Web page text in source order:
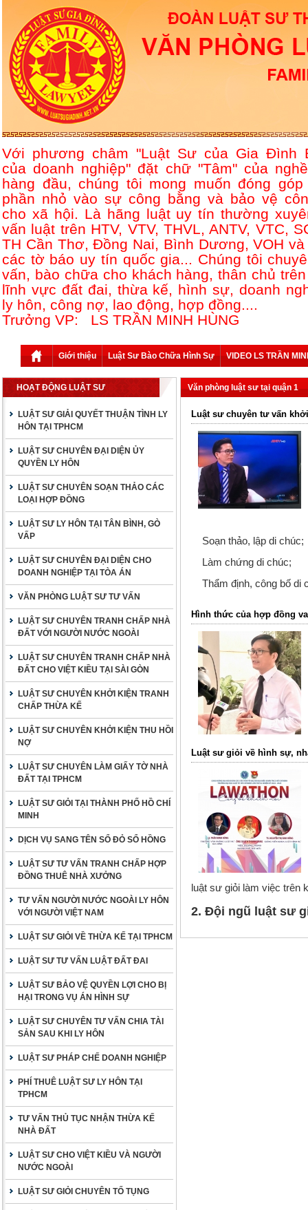
Với phương châm "Luật Sư của Gia Đình
của doanh nghiệp" đặt chữ "Tâm" của
hàng đầu, chúng tôi mong muốn đóng góp
phần nhỏ vào sự công bằng và bảo vệ
cho xã hội. Là hãng luật uy tín thường
vấn luật trên HTV, VTV, THVL, ANTV, VTC,
TH Cần Thơ, Đồng Nai, Bình Dương, VOH và
các tờ báo uy tín quốc gia... Chúng tôi
vấn, bào chữa cho khách hàng, thân chủ
lĩnh vực đất đai, thừa kế, hình sự, doanh
ly hôn, công nợ, lao động, hợp đồng....
Trưởng VP: LS TRẦN MINH HÙNG
Giới thiệu Luật Sư Bào Chữa Hình Sự VIDEO LS TRẦN
HOẠT ĐỘNG LUẬT SƯ
LUẬT SƯ GIẢI QUYẾT THUẬN TÌNH LY
HÔN TẠI TPHCM
LUẬT SƯ CHUYÊN ĐẠI DIỆN ỦY
QUYỀN LY HÔN
LUẬT SƯ CHUYÊN SOẠN THẢO CÁC
LOẠI HỢP ĐỒNG
LUẬT SƯ LY HÔN TẠI TÂN BÌNH, GÒ
VẤP
LUẬT SƯ CHUYÊN ĐẠI DIỆN CHO
DOANH NGHIỆP TẠI TÒA ÁN
VĂN PHÒNG LUẬT SƯ TƯ VẤN
LUẬT SƯ CHUYÊN TRANH CHẤP NHÀ
ĐẤT VỚI NGƯỜI NƯỚC NGOÀI
LUẬT SƯ CHUYÊN TRANH CHẤP NHÀ
ĐẤT CHO VIỆT KIỀU TẠI SÀI GÒN
LUẬT SƯ CHUYÊN KHỞI KIỆN TRANH
CHẤP THỪA KẾ
LUẬT SƯ CHUYÊN KHỞI KIỆN THU HỒI
NỢ
LUẬT SƯ CHUYÊN LÀM GIẤY TỜ NHÀ
ĐẤT TẠI TPHCM
LUẬT SƯ GIỎI TẠI THÀNH PHỐ HỒ CHÍ
MINH
DỊCH VỤ SANG TÊN SỔ ĐỎ SỔ HỒNG
LUẬT SƯ TƯ VẤN TRANH CHẤP HỢP
ĐỒNG THUÊ NHÀ XƯỞNG
TƯ VẤN NGƯỜI NƯỚC NGOÀI LY HÔN
VỚI NGƯỜI VIỆT NAM
LUẬT SƯ GIỎI VỀ THỪA KẾ TẠI TPHCM
LUẬT SƯ TƯ VẤN LUẬT ĐẤT ĐAI
LUẬT SƯ BẢO VỆ QUYỀN LỢI CHO BỊ
HẠI TRONG VỤ ÁN HÌNH SỰ
LUẬT SƯ CHUYÊN TƯ VẤN CHIA TÀI
SẢN SAU KHI LY HÔN
LUẬT SƯ PHÁP CHẾ DOANH NGHIỆP
PHÍ THUÊ LUẬT SƯ LY HÔN TẠI
TPHCM
TƯ VẤN THỦ TỤC NHẬN THỪA KẾ
NHÀ ĐẤT
LUẬT SƯ CHO VIỆT KIỀU VÀ NGƯỜI
NƯỚC NGOÀI
LUẬT SƯ GIỎI CHUYÊN TỐ TỤNG
Văn phòng luật sư tại quận 1
Luật sư chuyên tư vấn
Soạn thảo, lập di chúc;
Làm chứng di chúc;
Thẩm định, công bố di
Hình thức của hợp đồng
Luật sư giỏi về hình sự,
luật sư giỏi làm việc trên
2. Đội ngũ luật sư